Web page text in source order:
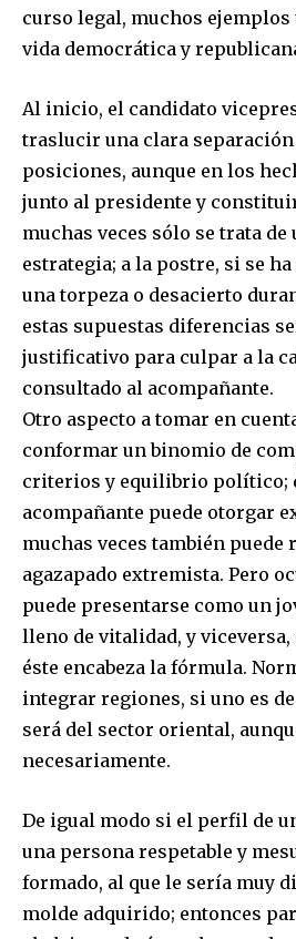
Join our
SUBSCRIBERS and
conversation.
To subscribe, simply enter your
or click the subscribe button below.
your privacy and won't spam your
safe with us.
SUBSCRIBE
I've read and accept the Privacy Policy
curso legal, muchos
vida democrática y
Al inicio, el candidato
traslucir una clara
posiciones, aunque en los
junto al presidente y
muchas veces sólo se trata de
estrategia; a la postre, si se
una torpeza o desacierto
estas supuestas diferencias
justificativo para culpar a la
consultado al acompañante.
Otro aspecto a tomar en
conformar un binomio de
criterios y equilibrio político;
acompañante puede otorgar
muchas veces también puede
agazapado extremista. Pero
puede presentarse como un
lleno de vitalidad, y viceversa,
éste encabeza la fórmula.
integrar regiones, si uno es
será del sector oriental,
necesariamente.
De igual modo si el perfil de
una persona respetable y
formado, al que le sería muy
molde adquirido; entonces